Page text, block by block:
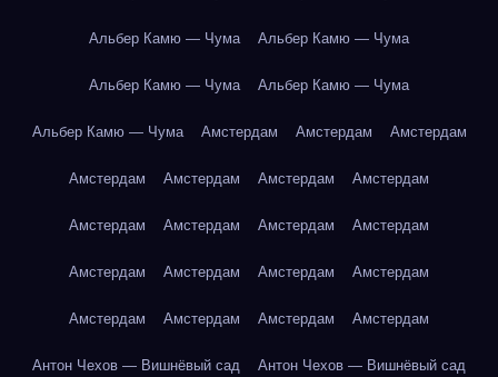
Альбер Камю — Чума Альбер Камю — Чума
Альбер Камю — Чума Альбер Камю — Чума
Альбер Камю — Чума Амстердам Амстердам Амстердам
Амстердам Амстердам Амстердам Амстердам
Амстердам Амстердам Амстердам Амстердам
Амстердам Амстердам Амстердам Амстердам
Амстердам Амстердам Амстердам Амстердам
Антон Чехов — Вишнёвый сад Антон Чехов — Вишнёвый сад